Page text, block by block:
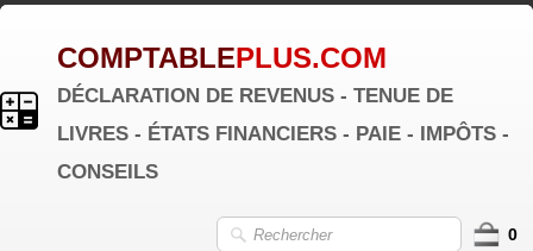
COMPTABLEPLUS.COM
DÉCLARATION DE REVENUS - TENUE DE
LIVRES - ÉTATS FINANCIERS - PAIE - IMPÔTS -
CONSEILS
0